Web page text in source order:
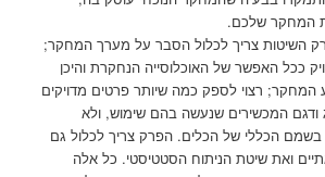
המחקר שלכם.
השיטות צריך לכלול הסבר על מערך המחקר;
ככל האפשר של האוכלוסייה הנחקרת והיכן
המחקר; רצוי לספק כמה שיותר פרטים מדויקים
ודגם המכשירים שנעשה בהם שימוש, ולא
הכללי של הכלים. הפרק צריך לכלול גם
ואת שיטת הניתוח הסטטיסטי. כל אלה